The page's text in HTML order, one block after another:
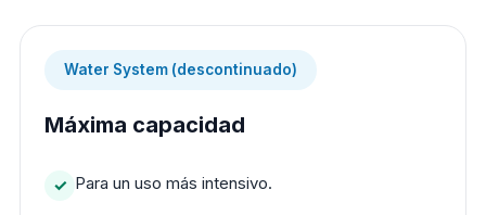
Water System (descontinuado)
Máxima capacidad
Para un uso más intensivo.